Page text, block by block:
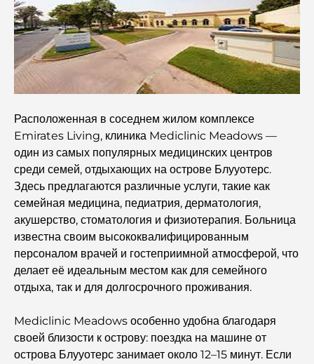
Откройте для себя прогулочную дорожку Палм-
Джумейра: прогулка среди роскоши и великолепных
видов.
Лучшие районы Дубая для проживания с семьей:
узнайте о самых выгодных вариантах.
Пятизвездочные отели в Дубае: непревзойденная
роскошь для каждого путешественника.
Чем заняться в центре Дубая: ваш подробный
путеводитель
Лучший ифтар в Дубае: 7 лучших мест для
незабываемого рамаданского застолья.
Кафе в районе Business Bay: идеальное сочетание
кофе и общения.
Рестораны Дубая, отмеченные звездами Мишлен:
гастрономическое приключение.
Расположенная в соседнем жилом комплексе
Emirates Living, клиника Mediclinic Meadows —
один из самых популярных медицинских центров
среди семей, отдыхающих на острове Блууотерс.
Здесь предлагаются различные услуги, такие как
семейная медицина, педиатрия, дерматология,
акушерство, стоматология и физиотерапия. Больница
известна своим высококвалифицированным
персоналом врачей и гостеприимной атмосферой, что
делает её идеальным местом как для семейного
отдыха, так и для долгосрочного проживания.
Mediclinic Meadows особенно удобна благодаря
своей близости к острову: поездка на машине от
острова Блууотерс занимает около 12–15 минут. Если